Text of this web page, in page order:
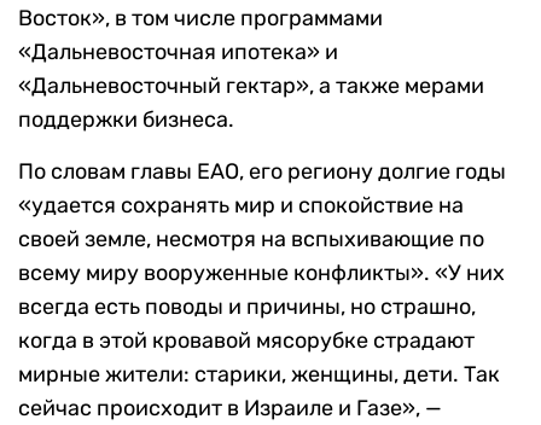
Восток», в том числе программами
«Дальневосточная ипотека» и
«Дальневосточный гектар», а также мерами
поддержки бизнеса.
По словам главы ЕАО, его региону долгие годы
«удается сохранять мир и спокойствие на
своей земле, несмотря на вспыхивающие по
всему миру вооруженные конфликты». «У них
всегда есть поводы и причины, но страшно,
когда в этой кровавой мясорубке страдают
мирные жители: старики, женщины, дети. Так
сейчас происходит в Израиле и Газе», —